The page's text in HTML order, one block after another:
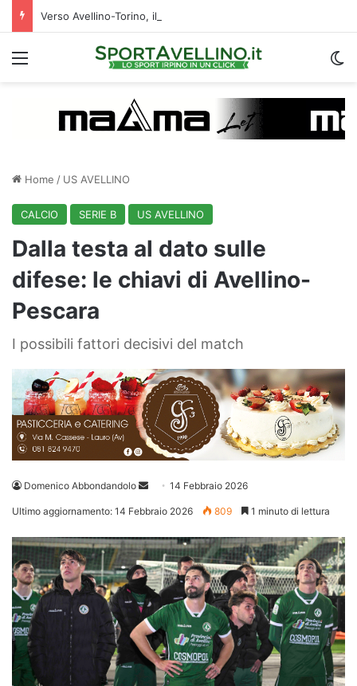
Verso Avellino-Torino, il focus sulla formazione granata
Menu
Home / US AVELLINO
CALCIO SERIE B US AVELLINO
Dalla testa al dato sulle
difese: le chiavi di Avellino-
Pescara
I possibili fattori decisivi del match
Domenico Abbondandolo
Invia 14 Febbraio 2026
Ultimo aggiornamento: 14 Febbraio 2026 809 1 minuto di lettura